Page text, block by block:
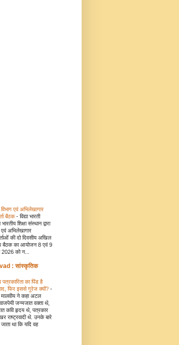
विभाग एवं अभिलेखागार
बैठक- विद्या भारती
शिक्षा संस्थान द्वारा
एवं अभिलेखागार
की दो दिवसीय अखिल
बैठक का आयोजन 8 एवं 9
को न...
: सांस्कृतिक
पत्रकारिता का पिंड है
फिर इससे गुरेज क्यों? -
मालवीय ने कहा अटल
वाजपेयी जन्मजात वक्ता थे,
कवि हृदय थे, पत्रकार
राष्ट्रवादी थे. उनके बारे
था कि यदि वह